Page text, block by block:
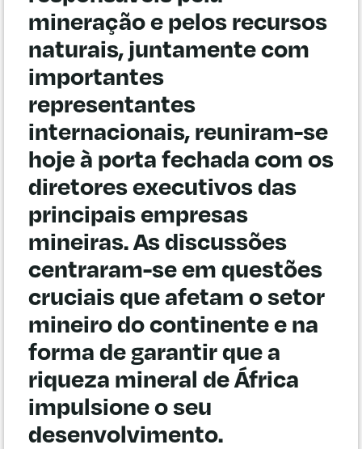
mineração e pelos recursos
naturais, juntamente com
importantes
representantes
internacionais, reuniram-se
hoje à porta fechada com os
diretores executivos das
principais empresas
mineiras. As discussões
centraram-se em questões
cruciais que afetam o setor
mineiro do continente e na
forma de garantir que a
riqueza mineral de África
impulsione o seu
desenvolvimento.